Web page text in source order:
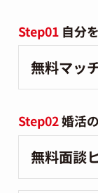
Step01 自分
無料マッ
Step02婚活
無料面談